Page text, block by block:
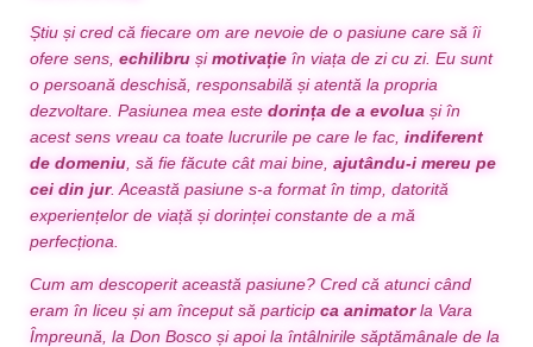
Știu și cred că fiecare om are nevoie de o pasiune care să îi
ofere sens, echilibru șimotivație în viața de zi cu zi. Eu sunt
o persoană deschisă, responsabilă și atentă la propria
dezvoltare. Pasiunea mea este dorința de a evolua și în
acest sens vreau ca toate lucrurile pe care le fac, indiferent
de domeniu , să fie făcute cât mai bine, ajutându-i mereu pe
cei din jur. Această pasiune s-a format în timp, datorită
experiențelor de viață și dorinței constante de a mă
perfecționa.
Cum am descoperit această pasiune? Cred că atunci când
eram în liceu și am început să particip ca animatorla Vara
Împreună, la Don Bosco și apoi la întâlnirile săptămânale de la